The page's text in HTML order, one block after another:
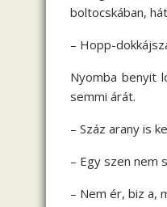
boltocskában,
– Hopp-
Nyomba benyit
semmi árát.
– Száz arany is
– Egy szen nem
– Nem ér, biz a,